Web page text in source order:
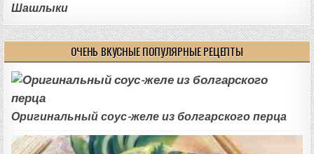
Шашлыки
ОЧЕНЬ ВКУСНЫЕ ПОПУЛЯРНЫЕ РЕЦЕПТЫ
Оригинальный соус-желе из болгарского перца